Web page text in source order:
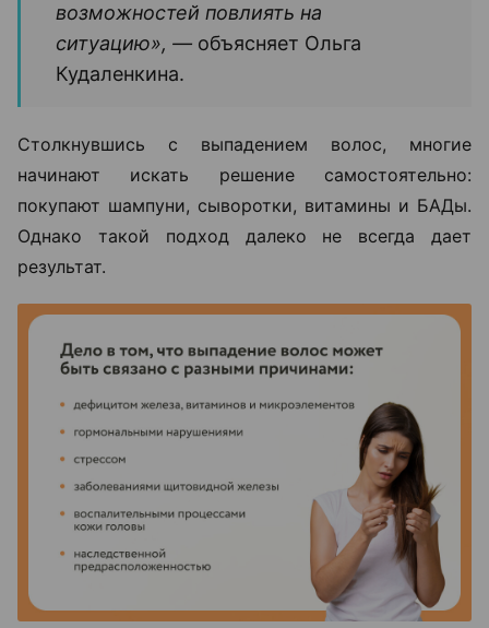
качества волос, когда они становятся ломкими,
тусклыми и теряют плотность.
выпадение волос, изменение их
структуры или появление участков
облысения, откладывать визит к
возможностей повлиять на
ситуацию», —объясняет Ольга
Кудаленкина.
Столкнувшись с выпадением волос, многие
начинают искать решение самостоятельно:
покупают шампуни, сыворотки, витамины и БАДы.
Однако такой подход далеко не всегда дает
результат.